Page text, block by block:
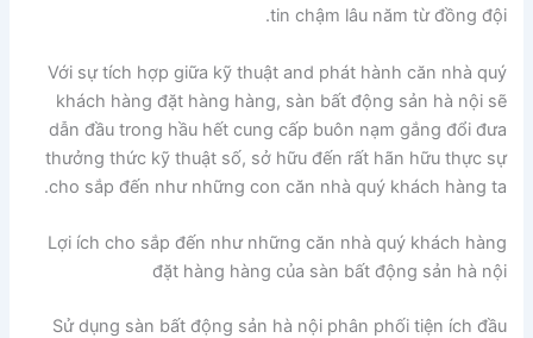
tin chậm lâu năm từ đồng đội.
Với sự tích hợp giữa kỹ thuật and phát hành căn nhà quý
khách hàng đặt hàng hàng, sàn bất động sản hà nội sẽ
dẫn đầu trong hầu hết cung cấp buôn nạm gắng đổi đưa
thưởng thức kỹ thuật số, sở hữu đến rất hãn hữu thực sự
cho sắp đến như những con căn nhà quý khách hàng ta.
Lợi ích cho sắp đến như những căn nhà quý khách hàng
đặt hàng hàng của sàn bất động sản hà nội
Sử dụng sàn bất động sản hà nội phân phối tiện ích đầu